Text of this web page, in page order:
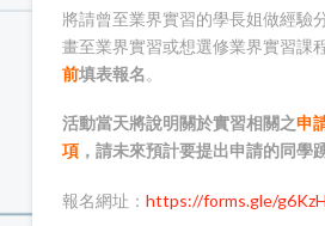
將請曾至業界實習的學長姐做經驗
畫至業界實習或想選修業界實習課
前填表報名。
活動當天將說明關於實習相關之申
項，請未來預計要提出申請的同學
報名網址： https://forms.gle/